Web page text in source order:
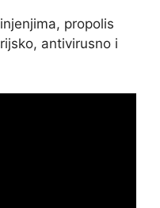
propolis
antivirusno i